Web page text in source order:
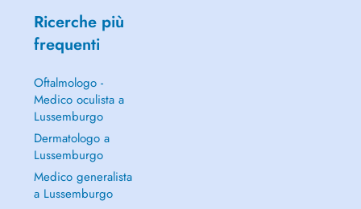
Ricerche più
frequenti
Oftalmologo -
Medico oculista a
Lussemburgo
Dermatologo a
Lussemburgo
Medico generalista
a Lussemburgo